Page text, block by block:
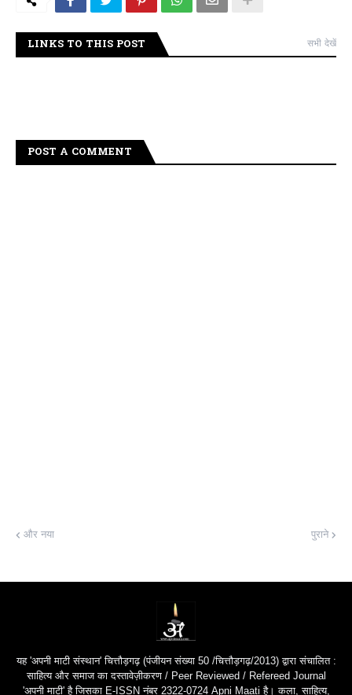
LINKS TO THIS POST सभी देखें
POST A COMMENT
और नया पुराने
यह 'अपनी माटी संस्थान' चित्तौड़गढ़ (पंजीयन संख्या 50 /चित्तौड़गढ़/2013) द्वारा संचालित :
साहित्य और समाज का दस्तावेज़ीकरण / Peer Reviewed / Refereed Journal
'अपनी माटी' है जिसका E-ISSN नंबर 2322-0724 Apni Maati है। कला, साहित्य,